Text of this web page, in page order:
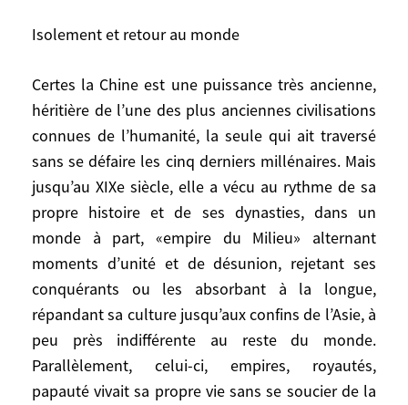
Isolement et retour au monde
Certes la Chine est une puissance très ancienne,
héritière de l’une des plus anciennes civilisations
connues de l’humanité, la seule qui ait traversé
sans se défaire les cinq derniers millénaires. Mais
jusqu’au XIXe siècle, elle a vécu au rythme de sa
propre histoire et de ses dynasties, dans un
monde à part, «empire du Milieu» alternant
moments d’unité et de désunion, rejetant ses
conquérants ou les absorbant à la longue,
répandant sa culture jusqu’aux confins de l’Asie, à
peu près indifférente au reste du monde.
Parallèlement, celui-ci, empires, royautés,
papauté vivait sa propre vie sans se soucier de la
antagonistes, auxquels le «Tiers-Monde»
d’échapper.
Isolement et retour au monde
Certes la Chine est une puissance très
ancienne, héritière de l’une des plus
anciennes civilisations connues de
l’humanité, la seule qui ait traversé sans se
défaire les cinq derniers millénaires. Mais
jusqu’au XIXe siècle, elle a vécu au rythme
de sa propre histoire et de ses dynasties,
dans un monde à part, «empire du Milieu»
alternant moments d’unité et de désunion,
rejetant ses conquérants ou les absorbant